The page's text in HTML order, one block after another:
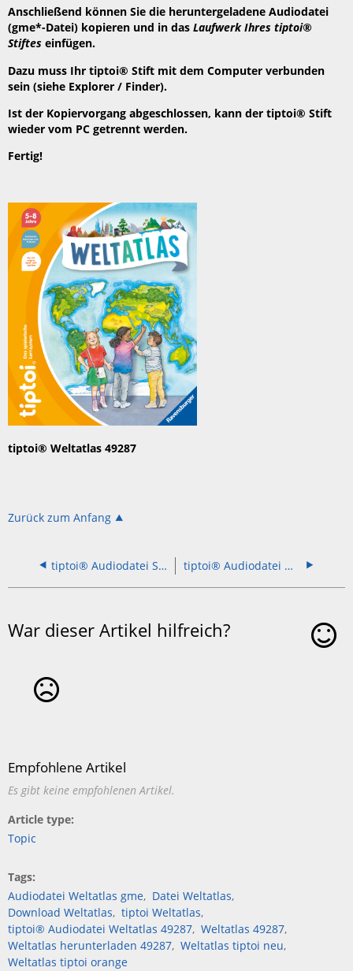
Anschließend können Sie die heruntergeladene Audiodatei
(gme*-Datei) kopieren und in dasLaufwerk Ihres tiptoi®
Stiftes einfügen.
Dazu muss Ihr tiptoi® Stift mit dem Computer verbunden
sein (siehe Explorer / Finder).
Ist der Kopiervorgang abgeschlossen, kann der tiptoi® Stift
wieder vom PC getrennt werden.
Fertig!
tiptoi® Weltatlas 49287
Zurück zum Anfang
tiptoi® Audiodatei Suchen und Entdecken Meine Tiere 49290 tiptoi® Audiodatei Wieso? Weshalb? Warum? Bei der Polizei 49304
War dieser Artikel hilfreich?
Empfohlene Artikel
Es gibt keine empfohlenen Artikel.
Article type
Topic
Tags
Audiodatei Weltatlas gme
Datei Weltatlas
Download Weltatlas
tiptoi Weltatlas
tiptoi® Audiodatei Weltatlas 49287 Weltatlas 49287
Weltatlas herunterladen 49287 Weltatlas tiptoi neu
Weltatlas tiptoi orange